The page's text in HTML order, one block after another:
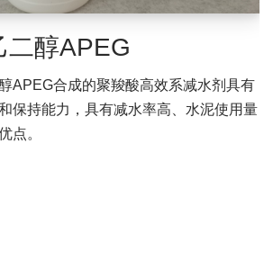
二醇APEG
APEG合成的聚羧酸高效系减水剂具有
保持能力，具有减水率高、水泥使用量
点。